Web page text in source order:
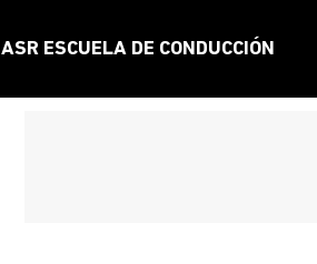
ASR ESCUELA DE CONDUCCIÓN